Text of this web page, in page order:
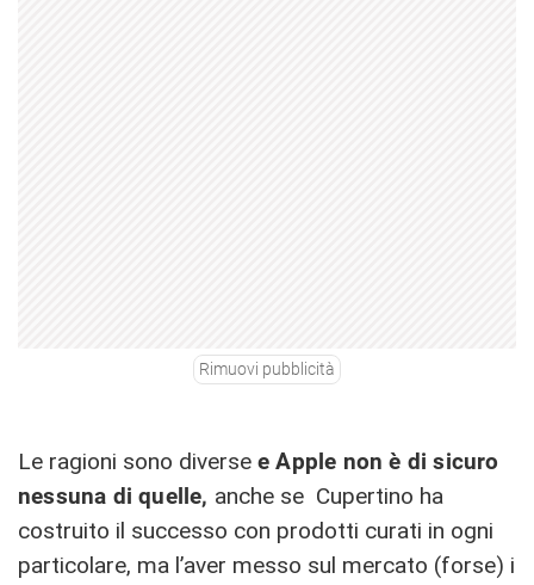
Rimuovi pubblicità
Le ragioni sono diverse e Apple non è di sicuro
nessuna di quelle, anche se Cupertino ha
costruito il successo con prodotti curati in ogni
particolare, ma l’aver messo sul mercato (forse) i